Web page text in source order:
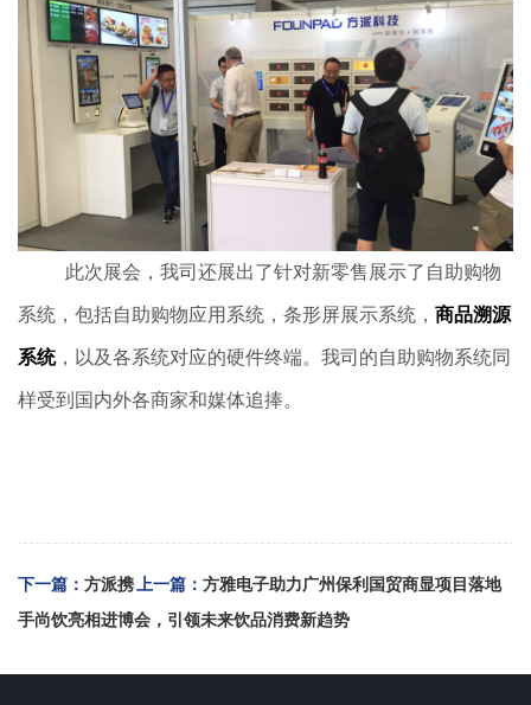
此次展会，我司还展出了针对新零售展示了自助购物
系统，包括自助购物应用系统，条形屏展示系统， 商品溯源
系统，以及各系统对应的硬件终端。我司的自助购物系统同
样受到国内外各商家和媒体追捧。
上一篇： 方雅电子助力广州保利国贸商显项目落地
下一篇： 方派携
手尚饮亮相进博会，引领未来饮品消费新趋势